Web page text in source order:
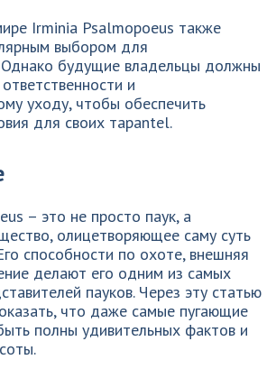
Irminia Psalmopoeus также
выбором для
Однако будущие владельцы должны
и
уходу, чтобы обеспечить
для своих тарantel.
– это не просто паук, а
олицетворяющее саму суть
способности по охоте, внешняя
делают его одним из самых
пауков. Через эту статью
что даже самые пугающие
полны удивительных фактов и